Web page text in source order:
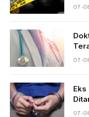
07-
07-
Eks
07-